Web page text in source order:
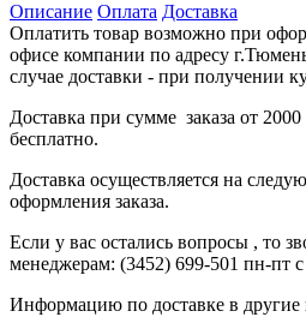
Описание Оплата Доставка
Оплатить товар возможно при
офисе компании по адресу
случае доставки - при получении
Доставка при сумме заказа от
бесплатно.
Доставка осуществляется на
оформления заказа.
Если у вас остались вопросы , то
менеджерам: (3452) 699-501 пн-пт
Информацию по доставке в другие